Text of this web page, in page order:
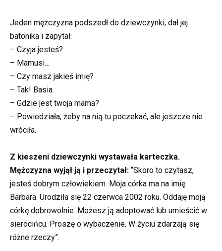
Jeden mężczyzna podszedł do dziewczynki, dał jej
batonika i zapytał:
– Czyja jesteś?
– Mamusi…
– Czy masz jakieś imię?
– Tak! Basia.
– Gdzie jest twoja mama?
– Powiedziała, żeby na nią tu poczekać, ale jeszcze nie
wróciła.
Z kieszeni dziewczynki wystawała karteczka.
Mężczyzna wyjął ją i przeczytał: “Skoro to czytasz,
jesteś dobrym człowiekiem. Moja córka ma na imię
Barbara. Urodziła się 22 czerwca 2002 roku. Oddaję moją
córkę dobrowolnie. Możesz ją adoptować lub umieścić w
sierocińcu. Proszę o wybaczenie. W życiu zdarzają się
różne rzeczy”.